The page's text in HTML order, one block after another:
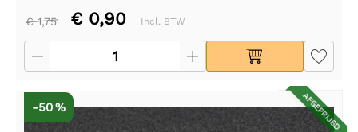
€ 1,75 € 0,90 Incl. BTW
AFGEPRIJSD
-50 %